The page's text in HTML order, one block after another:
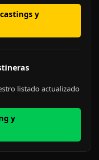
y
listado actualizado
y